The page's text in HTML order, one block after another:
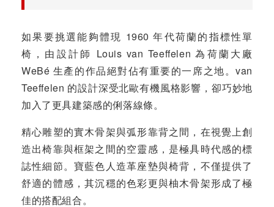
如果要挑選能夠體現 1960 年代荷蘭的指標性單
椅，由設計師 Louis van Teeffelen 為荷蘭大廠
WeBé 生產的作品絕對佔有重要的一席之地。van
Teeffelen 的設計深受北歐有機風格影響，卻巧妙地
加入了更具建築感的俐落線條。
精心雕塑的實木骨架與弧形靠背之間，在視覺上創
造出椅靠與框架之間的空靈感，是極具時代感的標
誌性細節。寶藍色人造革座墊與椅背，不僅提供了
舒適的體感，其沉穩的色彩更與柚木骨架形成了極
佳的搭配組合。